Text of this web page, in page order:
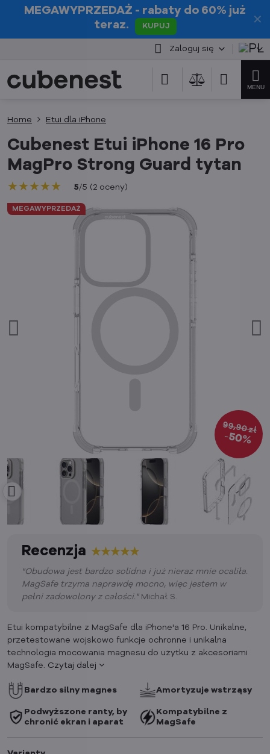
✕
MEGAWYPRZEDAŻ - rabaty do 60% już
teraz.
KUPUJ
Zaloguj się
MEGAWYPRZEDAŻ
99,90 zł
50%
Home Etui dla iPhone
Cubenest Etui iPhone 16 Pro
MagPro Strong Guard tytan
★★★★★
★★★★★
★★★★★ 5/5 (2 oceny)
Recenzja
"Obudowa jest bardzo solidna i już nieraz mnie ocaliła.
MagSafe trzyma naprawdę mocno, więc jestem w
pełni zadowolony z całości. "Michał S.
Etui kompatybilne z MagSafe dla iPhone'a 16 Pro. Unikalne,
przetestowane wojskowo funkcje ochronne i unikalna
technologia mocowania magnesu do użytku z akcesoriami
MagSafe. Czytaj dalej
Bardzo silny magnes Amortyzuje wstrząsy
Podwyższone ranty, by
chronić ekran i aparat
Kompatybilne z
MagSafe